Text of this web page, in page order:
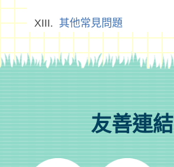
其他常見問題
友善連結